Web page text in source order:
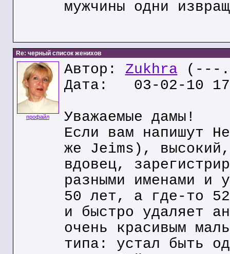
мужчины одни
Re: черный список женихов
профайл
Автор: Zukhra (---
Дата: 03-02-10
Уважаемые дамы!
Если вам напишут
же Jeims),
вдовец,
разными именами и
50 лет, а где-то
и быстро удаляет
очень красивым
типа: устал быть